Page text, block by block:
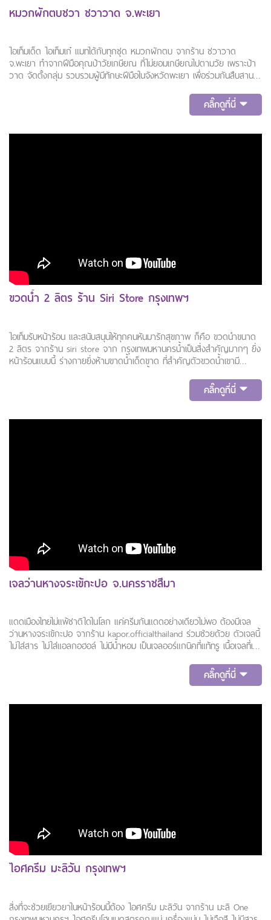
หมวกผักตบชวา ชวาวาด จ.พะเยา
ไอเท็มเด็ด ไอเท็มเก๋ แมทได้กับทุกชุด หมวกผักตบ จากร้าน ชวาวาด
จ.พะเยา ทำจากฝีมือคุณป้าวัยเกษียณ ที่ไม่ยอมเกษียณไปตามวัย เพราะป้า
วาด จัดตั้งกลุ่ม รวบรวมผู้มีทักษะฝีมือในจังหวัดพะเยา เพื่อร่วมกันสืบสาน
คลิ๊กดูที่นี่
ขวดน้ำ 2 ลิตร ร้าน Siri Store กรุงเทพฯ
ไอเท็มรับหน้าร้อน และสนับสนุนให้ทุกคนหันมารักสุขภาพ ก็คือ ขวดน้ำขนาด
2 ลิตร จากร้าน siri store จาก กรุงเทพมหานครน้ำเป็นสิ่งสำคัญมากๆ ยิ่ง
หน้าร้อนแบบนี้ ร่างกายยิ่งห้ามขาดน้ำเด็ดขาด ที่สำคัญตัวขวดน้ำเขามี
คลิ๊กดูที่นี่
เจลว่านหางจระเข้กะปอ จ.นครราชสีมา
แดดเมืองไทยไม่แพ้ชาติใดในโลก แค่ครีมกันแดดอย่างเดียวไม่พอ ต้องมีเจล
ว่านหางจระเข้กะปอ จากร้าน kapor.officialthailand ร่วมช่วยด้วย ตัวเจลนี้
ไม่ใส่สาร ไม่ใส่แอลกอฮอล์ ไม่มีน้ำหอม เป็นเจลออร์แกนิคที่แท้ทรู เนื้อเจลที่เข้ม
คลิ๊กดูที่นี่
ไอศครีม มะลิวัน กรุงเทพฯ
สิ่งที่จะช่วยเยียวยาในหน้าร้อนนี้ต้อง ไอศครีม มะลิวัน จากร้าน มะลิ One